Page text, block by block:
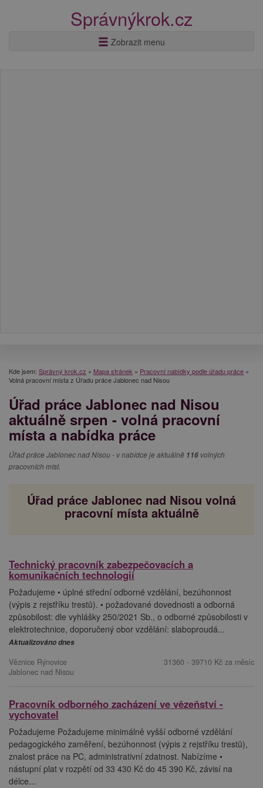
Správnýkrok.cz
Zobrazit menu
Kde jsem: Správný krok.cz » Mapa stránek » Pracovní nabídky podle úřadu práce »
Volná pracovní místa z Úřadu práce Jablonec nad Nisou
Úřad práce Jablonec nad Nisou
aktuálně srpen - volná pracovní
místa a nabídka práce
Úřad práce Jablonec nad Nisou - v nabídce je aktuálně 116 volných
pracovních míst.
Úřad práce Jablonec nad Nisou volná
pracovní místa aktuálně
Technický pracovník zabezpečovacích a
komunikačních technologií
Požadujeme • úplné střední odborné vzdělání, bezúhonnost
(výpis z rejstříku trestů). • požadované dovednosti a odborná
způsobilost: dle vyhlášky 250/2021 Sb., o odborné způsobilosti v
elektrotechnice, doporučený obor vzdělání: slaboproudá...
Aktualizováno dnes
Věznice Rýnovice
Jablonec nad Nisou
31360 - 39710 Kč za měsíc
Pracovník odborného zacházení ve vězeňství -
vychovatel
Požadujeme Požadujeme minimálně vyšší odborné vzdělání
pedagogického zaměření, bezúhonnost (výpis z rejstříku trestů),
znalost práce na PC, administrativní zdatnost. Nabízíme •
nástupní plat v rozpětí od 33 430 Kč do 45 390 Kč, závisí na
délce...